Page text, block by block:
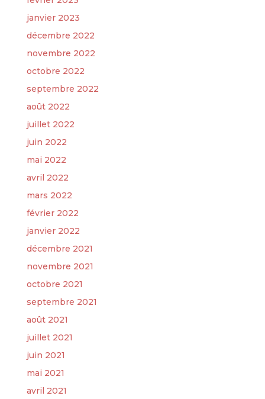
janvier 2023
décembre 2022
novembre 2022
octobre 2022
septembre 2022
août 2022
juillet 2022
juin 2022
mai 2022
avril 2022
mars 2022
février 2022
janvier 2022
décembre 2021
novembre 2021
octobre 2021
septembre 2021
août 2021
juillet 2021
juin 2021
mai 2021
avril 2021